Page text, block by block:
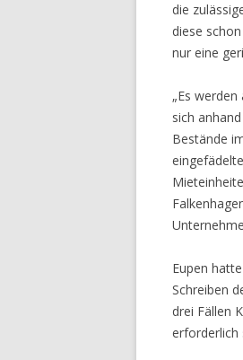
die
diese
nur eine
„Es
sich
Bestände
Eupen
Schreiben
drei Fällen
erforderlich